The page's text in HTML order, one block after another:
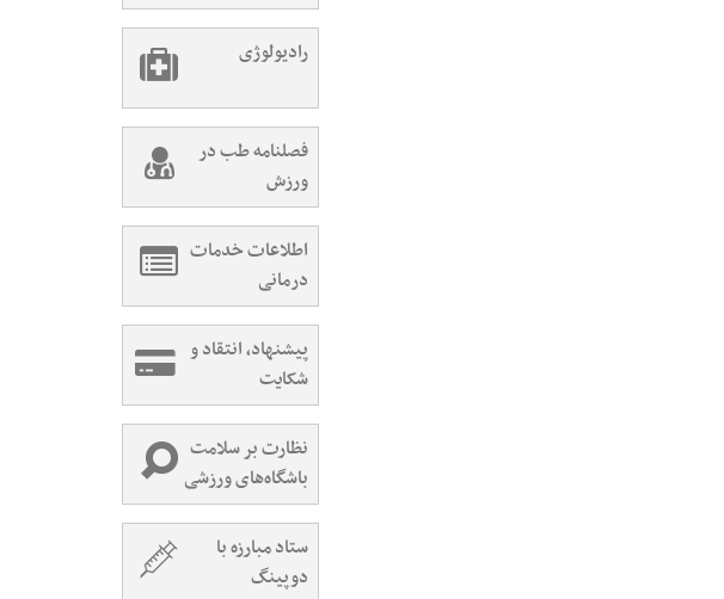
رادیولوژی
فصلنامه طب در
ورزش
اطلاعات خدمات
درمانی
پیشنهاد، انتقاد و
شکایت
نظارت بر سلامت
باشگاه‌های ورزشی
ستاد مبارزه با
دوپینگ